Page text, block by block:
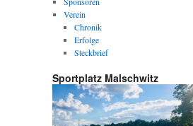
Verein
Chronik
Erfolge
Steckbrief
Sportplatz Malschwitz